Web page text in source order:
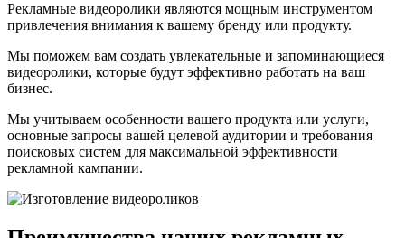
Рекламные видеоролики являются мощным инструментом
привлечения внимания к вашему бренду или продукту.
Мы поможем вам создать увлекательные и запоминающиеся
видеоролики, которые будут эффективно работать на ваш
бизнес.
Мы учитываем особенности вашего продукта или услуги,
основные запросы вашей целевой аудитории и требования
поисковых систем для максимальной эффективности
рекламной кампании.